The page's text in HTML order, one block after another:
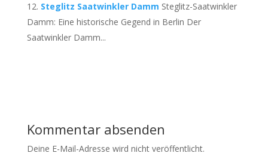
Steglitz Saatwinkler Damm Steglitz-Saatwinkler
Damm: Eine historische Gegend in Berlin Der
Saatwinkler Damm...
Kommentar absenden
Deine E-Mail-Adresse wird nicht veröffentlicht.